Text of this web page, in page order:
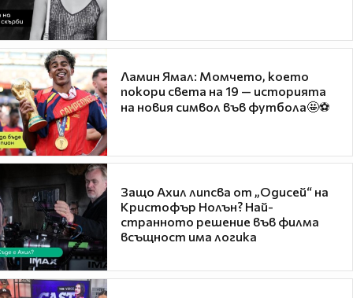
Ламин Ямал: Момчето, което
покори света на 19 — историята
на новия символ във футбола🤩⚽
Защо Ахил липсва от „Одисей“ на
Кристофър Нолън? Най-
странното решение във филма
всъщност има логика